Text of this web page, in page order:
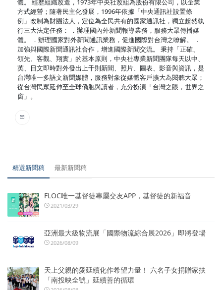
體。 經歷組織改造，1973年中央社改組為股份有限公司，以企業
方式經營；隨著民主化發展，1996年依據「中央通訊社設置條
例」改制為財團法人，定位為全民共有的國家通訊社，獨立超然執
行三大法定任務： ．辦理國內外新聞報導業務，服務大眾傳播媒
體。 ．辦理國家對外新聞通訊業務，促進國際對台灣之瞭解。 ．
加強與國際新聞通訊社合作，增進國際新聞交流。 秉持「正確、
領先、客觀、翔實」的基本原則，中央社專業新聞團隊每天以中、
英、日文即時對外發出上千則新聞、照片、圖表、影音與資訊，是
台灣唯一多語文新聞媒體，服務對象從媒體客戶擴大為閱聽大眾；
從台灣民眾延伸至全球僑胞與讀者，充分扮演「台灣之眼，世界之
窗」。
精選新聞稿 最新新聞稿
FLOC唯一基督徒專屬交友APP，基督徒的新福音
2021/03/29
亞洲最大級物流展「國際物流綜合展2026」即將登場
2026/08/09
天上父親的愛延續化作希望力量！ 六名子女捐贈家扶
「南投映全號」延續善的循環